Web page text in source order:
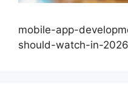
mobile-app-
should-watch-in-2026